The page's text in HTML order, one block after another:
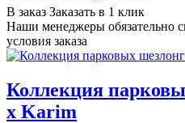
В заказ Заказать в 1 клик
Наши менеджеры обязательно
условия заказа
Коллекция
x Karim